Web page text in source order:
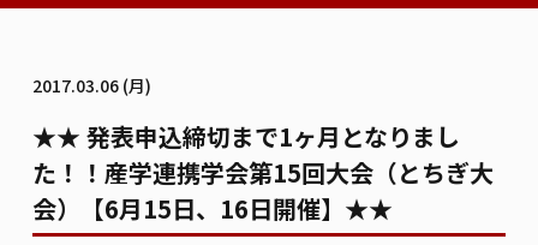
リンク集 学会書籍紹介 ご寄付のお願い
2017.03.06 (月)
★★ 発表申込締切まで1ヶ月となりまし
た！！産学連携学会第15回大会（とちぎ大
会）【6月15日、16日開催】★★